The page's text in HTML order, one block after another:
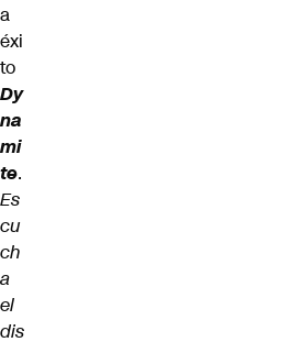
a
éxi
to
Dy
na
mi
te.
Es
cu
ch
a
el
dis